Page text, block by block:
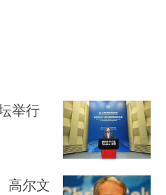
举行
高尔文